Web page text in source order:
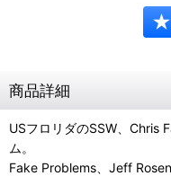
商品詳細
USフロリダのSSW、Chris
ム。
Fake Problems、Jeff